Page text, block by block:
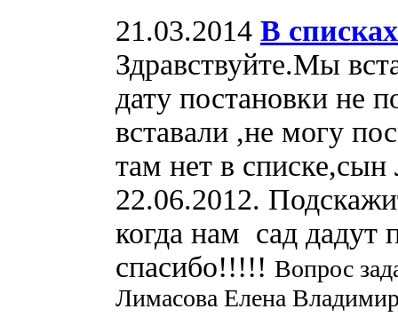
21.03.2014 В
Здравствуйте.Мы
дату постановки не
вставали ,не могу
там нет в
22.06.2012.
когда нам сад дадут
спасибо!!!!! Вопрос
Лимасова Елена